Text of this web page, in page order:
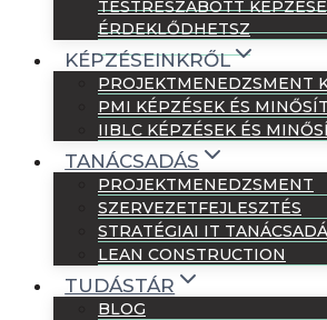
TESTRESZABOTT
ÉRDEKLŐDHETSZ
KÉPZÉSEINKRŐL
PROJEKTMENEDZSMENT
PMI KÉPZÉSEK ÉS
IIBLC KÉPZÉSEK ÉS
TANÁCSADÁS
PROJEKTMENEDZSMENT
SZERVEZETFEJLESZTÉS
STRATÉGIAI IT
LEAN CONSTRUCTION
TUDÁSTÁR
BLOG